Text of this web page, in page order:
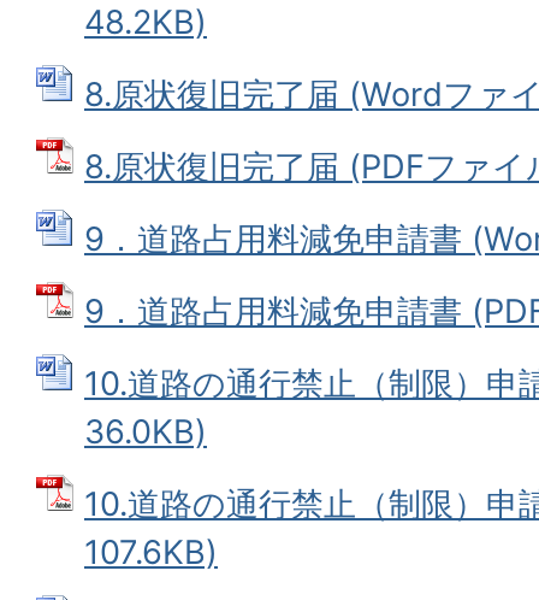
48.2KB)
8.原状復旧完了届 (Wordファ
8.原状復旧完了届 (PDFファ
9．道路占用料減免申請書
9．道路占用料減免申請書
10.道路の通行禁止（制限）
36.0KB)
10.道路の通行禁止（制限）申
107.6KB)